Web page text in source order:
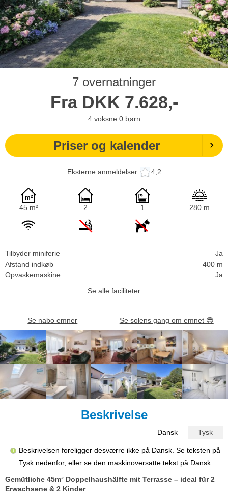
7 overnatninger
Fra DKK 7.628,-
4 voksne 0 børn
Priser og kalender
Eksterne anmeldelser 4,2
45 m² 2 1 280 m
Tilbyder miniferie
Ja
Afstand indkøb
400 m
Opvaskemaskine
Ja
Se alle faciliteter
Se nabo emner Se solens gang om emnet 😎
Beskrivelse
Dansk Tysk
Beskrivelsen foreligger desværre ikke på Dansk. Se teksten på
Tysk nedenfor, eller se den maskinoversatte tekst på Dansk
Gemütliche 45m² Doppelhaushälfte mit Terrasse – ideal für 2
Erwachsene & 2 Kinder